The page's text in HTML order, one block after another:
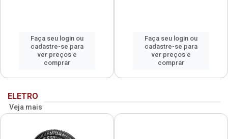
Faça seu login ou
cadastre-se para
ver preços e
comprar
Faça seu login ou
cadastre-se para
ver preços e
comprar
ELETRO
Veja mais